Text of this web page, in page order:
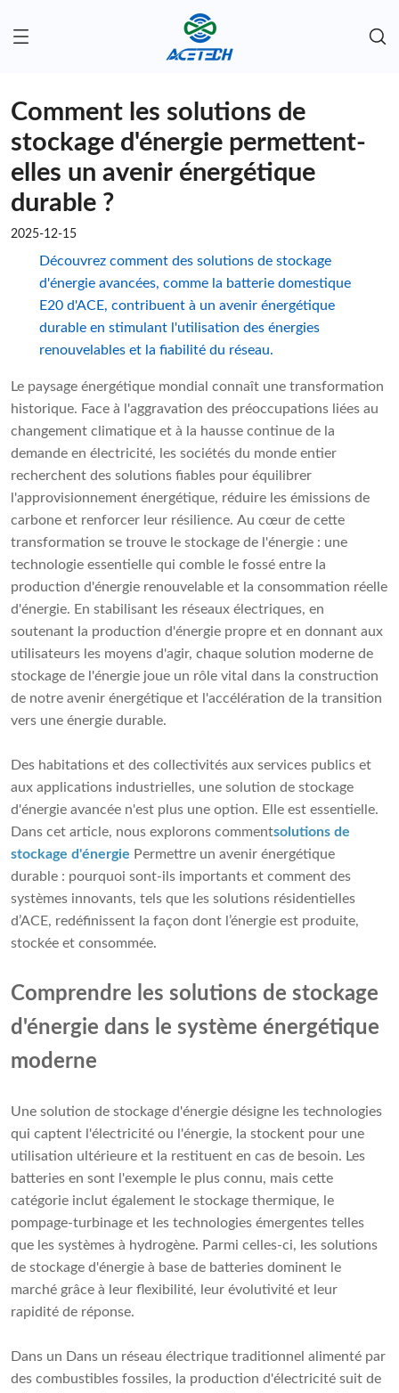
Comment les solutions de
stockage d'énergie permettent-
elles un avenir énergétique
durable ?
2025-12-15
Découvrez comment des solutions de stockage
d'énergie avancées, comme la batterie domestique
E20 d'ACE, contribuent à un avenir énergétique
durable en stimulant l'utilisation des énergies
renouvelables et la fiabilité du réseau.
Le paysage énergétique mondial connaît une transformation
historique. Face à l'aggravation des préoccupations liées au
changement climatique et à la hausse continue de la
demande en électricité, les sociétés du monde entier
recherchent des solutions fiables pour équilibrer
l'approvisionnement énergétique, réduire les émissions de
carbone et renforcer leur résilience. Au cœur de cette
transformation se trouve le stockage de l'énergie : une
technologie essentielle qui comble le fossé entre la
production d'énergie renouvelable et la consommation réelle
d'énergie. En stabilisant les réseaux électriques, en
soutenant la production d'énergie propre et en donnant aux
utilisateurs les moyens d'agir, chaque solution moderne de
stockage de l'énergie joue un rôle vital dans la construction
de notre avenir énergétique et l'accélération de la transition
vers une énergie durable.
Des habitations et des collectivités aux services publics et
aux applications industrielles, une solution de stockage
d'énergie avancée n'est plus une option. Elle est essentielle.
Dans cet article, nous explorons commentsolutions de
stockage d'énergie Permettre un avenir énergétique
durable : pourquoi sont-ils importants et comment des
systèmes innovants, tels que les solutions résidentielles
d’ACE, redéfinissent la façon dont l’énergie est produite,
stockée et consommée.
Comprendre les solutions de stockage
d'énergie dans le système énergétique
moderne
Une solution de stockage d'énergie désigne les technologies
qui captent l'électricité ou l'énergie, la stockent pour une
utilisation ultérieure et la restituent en cas de besoin. Les
batteries en sont l'exemple le plus connu, mais cette
catégorie inclut également le stockage thermique, le
pompage-turbinage et les technologies émergentes telles
que les systèmes à hydrogène. Parmi celles-ci, les solutions
de stockage d'énergie à base de batteries dominent le
marché grâce à leur flexibilité, leur évolutivité et leur
rapidité de réponse.
Dans un Dans un réseau électrique traditionnel alimenté par
des combustibles fossiles, la production d'électricité suit de